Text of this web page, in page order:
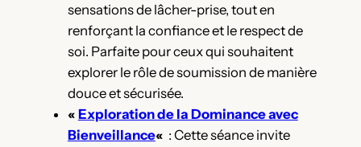
sensations de lâcher-prise, tout en
renforçant la confiance et le respect de
soi. Parfaite pour ceux qui souhaitent
explorer le rôle de soumission de manière
douce et sécurisée.
« Exploration de la Dominance avec
Bienveillance« : Cette séance invite